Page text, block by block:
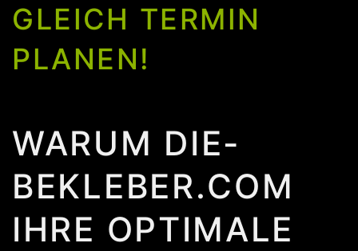
GLEICH TERMIN
PLANEN!
WARUM DIE-
BEKLEBER.COM
IHRE OPTIMALE